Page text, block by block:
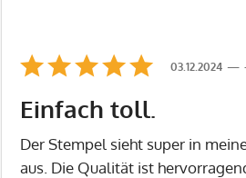
03.12.2024
Einfach toll.
Der Stempel sieht super in
aus. Die Qualität ist